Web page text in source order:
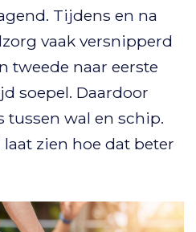
Tijdens en na
vaak versnipperd
tweede naar eerste
soepel. Daardoor
tussen wal en schip.
laat zien hoe dat beter